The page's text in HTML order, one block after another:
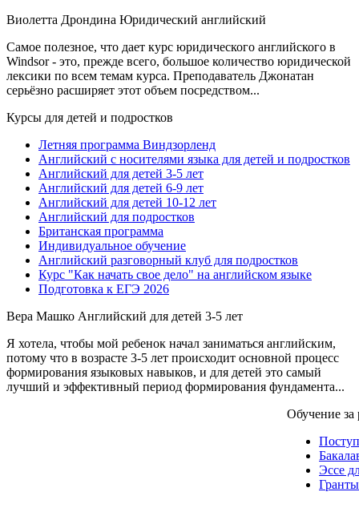
Виолетта Дрондина Юридический английский
Самое полезное, что дает курс юридического английского в
Windsor - это, прежде всего, большое количество юридической
лексики по всем темам курса. Преподаватель Джонатан
серьёзно расширяет этот объем посредством...
Курсы для детей и подростков
Летняя программа Виндзорленд
Английский с носителями языка для детей и подростков
Английский для детей 3-5 лет
Английский для детей 6-9 лет
Английский для детей 10-12 лет
Английский для подростков
Британская программа
Индивидуальное обучение
Английский разговорный клуб для подростков
Курс "Как начать свое дело" на английском языке
Подготовка к ЕГЭ 2026
Вера Машко Английский для детей 3-5 лет
Я хотела, чтобы мой ребенок начал заниматься английским,
потому что в возрасте 3-5 лет происходит основной процесс
формирования языковых навыков, и для детей это самый
лучший и эффективный период формирования фундамента...
Обучение
Эссе